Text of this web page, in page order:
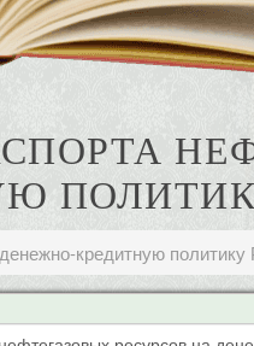
кредитную политику